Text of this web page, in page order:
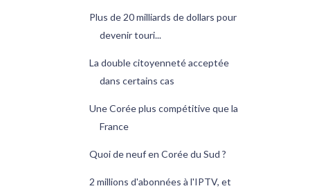
Plus de 20 milliards de dollars pour
devenir touri...
La double citoyenneté acceptée
dans certains cas
Une Corée plus compétitive que la
France
Quoi de neuf en Corée du Sud ?
2 millions d'abonnées à l'IPTV, et